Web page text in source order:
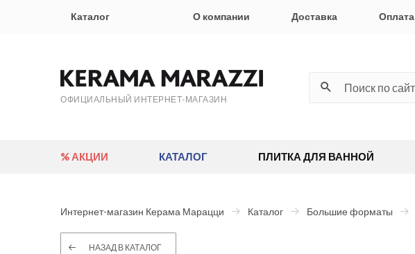
Каталог О компании Доставка Оплата
ОФИЦИАЛЬНЫЙ ИНТЕРНЕТ-МАГАЗИН
% АКЦИИ КАТАЛОГ ПЛИТКА ДЛЯ ВАННОЙ
Интернет-магазин Керама Марацци Каталог Большие форматы
НАЗАД В КАТАЛОГ